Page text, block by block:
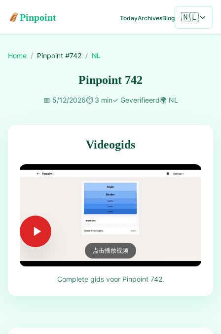
Pinpoint TodayArchivesBlog 🇳🇱
Home / Pinpoint #742 / NL
Pinpoint 742
📅 5/12/2026⏱️ 3 min✓ Geverifieerd🌍 NL
Videogids
点击播放视频
Complete gids voor Pinpoint 742.